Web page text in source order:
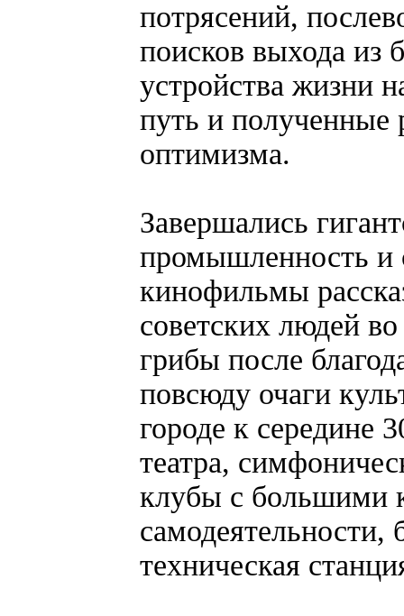
потрясений,
поисков выхода из
устройства жизни
путь и полученные
оптимизма.
Завершались
промышленность и
кинофильмы
советских людей
грибы после
повсюду очаги
городе к середине
театра,
клубы с большими
самодеятельности,
техническая